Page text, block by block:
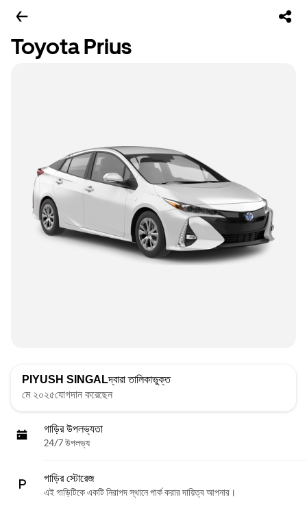
Toyota Prius
PIYUSH SINGALদ্বারা তালিকাভুক্ত
মে ২০২৫যোগদান করেছেন
গাড়ির উপলভ্যতা
24/7 উপলভ্য
গাড়ির স্টোরেজ
এই গাড়িটিকে একটি নিরাপদ স্থানে পার্ক করার দায়িত্ব আপনার।